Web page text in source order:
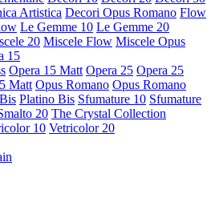
Artistica Decori Opus Romano Flow
Le Gemme 10 Le Gemme 20
20 Miscele Flow Miscele Opus
15
Opera 15 Matt Opera 25 Opera 25
Matt Opus Romano Opus Romano
Platino Bis Sfumature 10 Sfumature
20 The Crystal Collection
10 Vetricolor 20